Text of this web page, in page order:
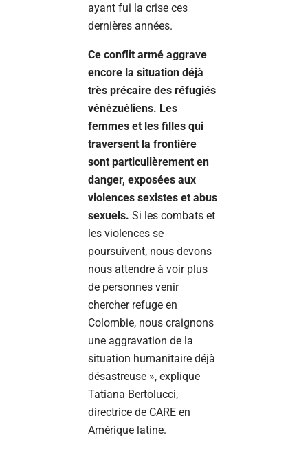
ayant fui la crise ces
dernières années.
Ce conflit armé aggrave
encore la situation déjà
très précaire des réfugiés
vénézuéliens. Les
femmes et les filles qui
traversent la frontière
sont particulièrement en
danger, exposées aux
violences sexistes et abus
sexuels. Si les combats et
les violences se
poursuivent, nous devons
nous attendre à voir plus
de personnes venir
chercher refuge en
Colombie, nous craignons
une aggravation de la
situation humanitaire déjà
désastreuse », explique
Tatiana Bertolucci,
directrice de CARE en
Amérique latine.